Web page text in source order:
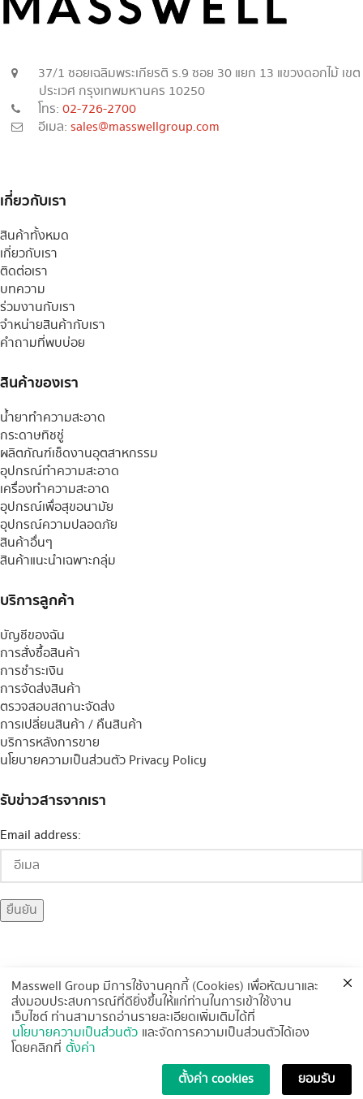
37/1 ซอยเฉลิมพระเกียรติ ร.9 ซอย 30 แยก 13 แขวงดอกไม้ เขต
ประเวศ กรุงเทพมหานคร 10250
โทร: 02-726-2700
อีเมล: sales@masswellgroup.com
เกี่ยวกับเรา
สินค้าทั้งหมด
เกี่ยวกับเรา
ติดต่อเรา
บทความ
ร่วมงานกับเรา
จำหน่ายสินค้ากับเรา
คำถามที่พบบ่อย
สินค้าของเรา
น้ำยาทำความสะอาด
กระดาษทิชชู่
ผลิตภัณฑ์เช็ดงานอุตสาหกรรม
อุปกรณ์ทำความสะอาด
เครื่องทำความสะอาด
อุปกรณ์เพื่อสุขอนามัย
อุปกรณ์ความปลอดภัย
สินค้าอื่นๆ
สินค้าแนะนำเฉพาะกลุ่ม
บริการลูกค้า
บัญชีของฉัน
การสั่งซื้อสินค้า
การชำระเงิน
การจัดส่งสินค้า
ตรวจสอบสถานะจัดส่ง
การเปลี่ยนสินค้า / คืนสินค้า
บริการหลังการขาย
นโยบายความเป็นส่วนตัว Privacy Policy
รับข่าวสารจากเรา
Email address:
ช่องทางการจัดส่ง
2019 Masswell Chemical Group Co., Ltd. All rights
Masswell Group มีการใช้งานคุกกี้ (Cookies) เพื่อหัฒนาและ
ส่งมอบประสบการณ์ที่ดียิ่งขึ้นให้แก่ท่านในการเข้าใช้งาน
เว็บไซต์ ท่านสามารถอ่านรายละเอียดเพิ่มเติมได้ที่
นโยบายความเป็นส่วนตัว และจัดการความเป็นส่วนตัวได้เอง
โดยคลิกที่ ตั้งค่า
ตั้งค่า cookies
ยอมรับ